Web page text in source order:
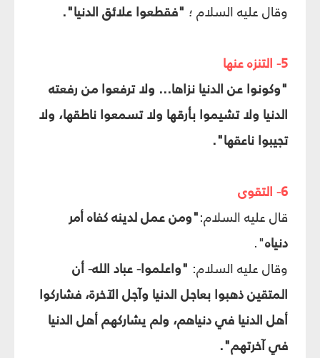
وقال عليه السلام ؛ "فقطعوا علائق الدنيا".
5- التنزه عنها
"وكونوا عن الدنيا نزاها... ولا ترفعوا من رفعته
الدنيا ولا تشيموا بأرقها ولا تسمعوا ناطقها، ولا
تجيبوا ناعقها".
6- التقوى
قال عليه السلام:"ومن عمل لدينه كفاه أمر
دنياه".
وقال عليه السلام: "واعلموا- عباد الله- أن
المتقين ذهبوا بعاجل الدنيا وآجل الآخرة، فشاركوا
أهل الدنيا في دنياهم، ولم يشاركهم أهل الدنيا
في آخرتهم".